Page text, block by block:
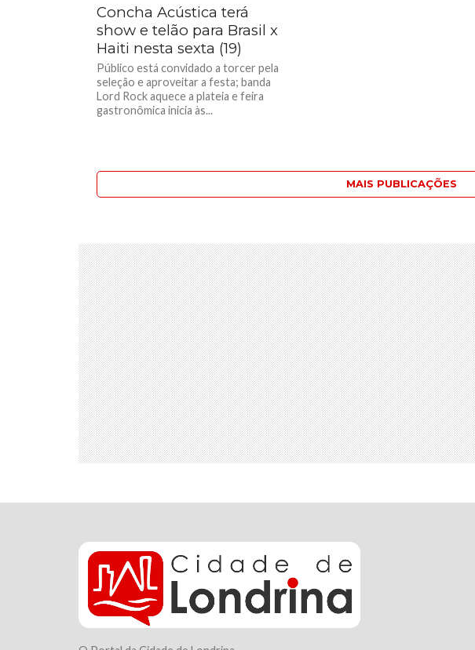
Concha Acústica terá
show e telão para Brasil x
Haiti nesta sexta (19)
Público está convidado a torcer pela
seleção e aproveitar a festa; banda
Lord Rock aquece a plateia e feira
gastronômica inicia às...
MAIS PUBLICAÇÕES